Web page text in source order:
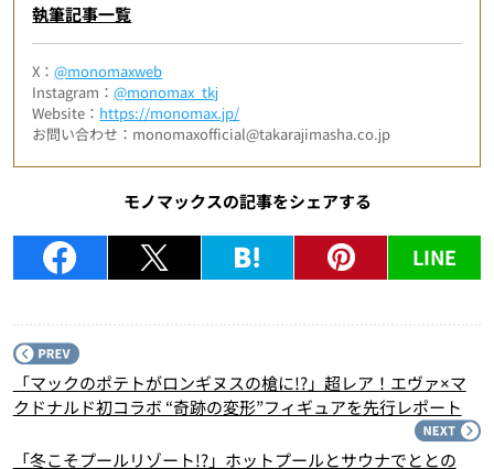
執筆記事一覧
X：@monomaxweb
Instagram：@monomax_tkj
Website： https://monomax.jp/
お問い合わせ：monomaxofficial@takarajimasha.co.jp
モノマックスの記事をシェアする
LINE
「マックのポテトがロンギヌスの槍に!?」超レア！エヴァ×マ
クドナルド初コラボ “奇跡の変形”フィギュアを先行レポート
「冬こそプールリゾート!?」ホットプールとサウナでととの